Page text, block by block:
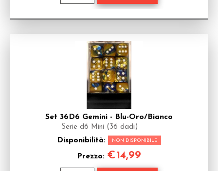
Set 36D6 Gemini - Blu-Oro/Bianco
Serie d6 Mini (36 dadi)
Disponibilità: NON DISPONIBILE
Prezzo: €14,99